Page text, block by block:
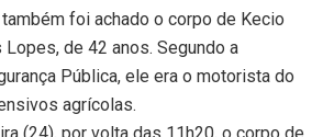
foi achado o corpo de Kecio
Lopes, de 42 anos. Segundo a
Pública, ele era o motorista do
agrícolas.